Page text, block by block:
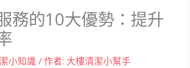
務的10大優勢：提升
小知識 / 作者: 大樓清潔小幫手